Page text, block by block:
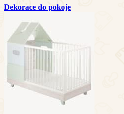
Dekorace do pokoje